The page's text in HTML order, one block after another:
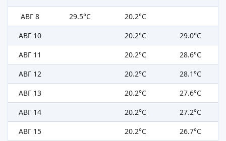
АВГ 8
29.5°C
20.2°C
АВГ 10
20.2°C
29.0°C
АВГ 11
20.2°C
28.6°C
АВГ 12
20.2°C
28.1°C
АВГ 13
20.2°C
27.6°C
АВГ 14
20.2°C
27.2°C
АВГ 15
20.2°C
26.7°C